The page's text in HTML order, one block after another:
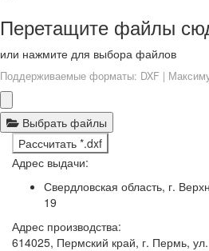
Перетащите файлы
или нажмите для выбора файлов
Поддерживаемые форматы: DXF |
Выбрать файлы
Рассчитать *.dxf
Адрес выдачи:
Свердловская область, г.
19
Адрес производства:
614025, Пермский край, г. Пермь,